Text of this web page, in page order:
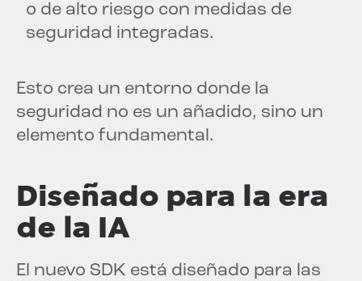
o de alto riesgo con medidas de
seguridad integradas.
Esto crea un entorno donde la
seguridad no es un añadido, sino un
elemento fundamental.
Diseñado para la era
de la IA
El nuevo SDK está diseñado para las